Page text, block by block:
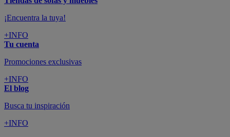
¡Encuentra la tuya!
+INFO
Tu cuenta
Promociones exclusivas
+INFO
El blog
Busca tu inspiración
+INFO